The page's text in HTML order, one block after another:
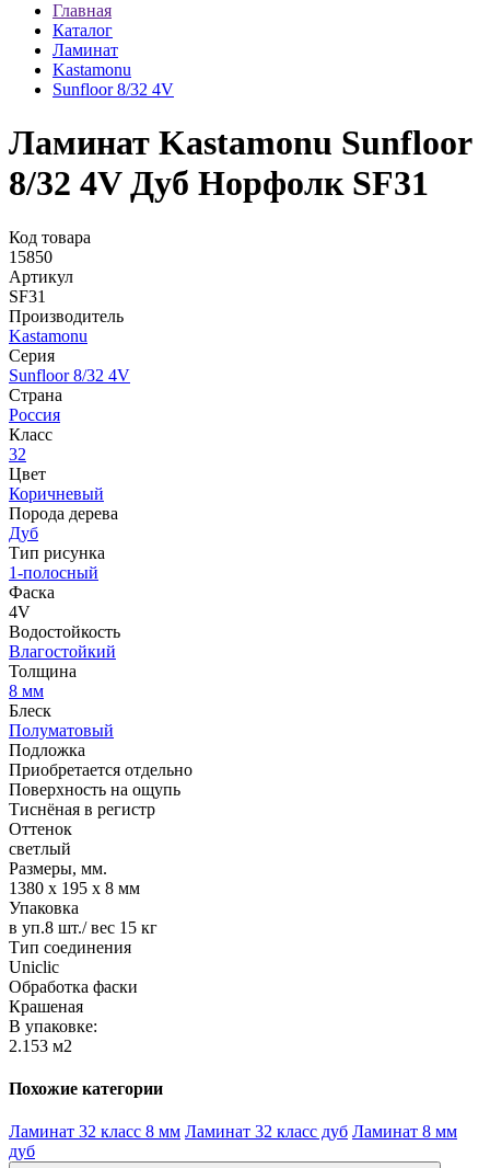
Главная
Каталог
Ламинат
Kastamonu
Sunfloor 8/32 4V
Ламинат Kastamonu Sunfloor
8/32 4V Дуб Норфолк SF31
Код товара
15850
Артикул
SF31
Производитель
Kastamonu
Серия
Sunfloor 8/32 4V
Страна
Россия
Класс
32
Цвет
Коричневый
Порода дерева
Дуб
Тип рисунка
1-полосный
Фаска
4V
Водостойкость
Влагостойкий
Толщина
8 мм
Блеск
Полуматовый
Подложка
Приобретается отдельно
Поверхность на ощупь
Тиснёная в регистр
Оттенок
светлый
Размеры, мм.
1380 х 195 х 8 мм
Упаковка
в уп.8 шт./ вес 15 кг
Тип соединения
Uniclic
Обработка фаски
Крашеная
В упаковке:
2.153 м2
Похожие категории
Ламинат 32 класс 8 мм Ламинат 32 класс дуб Ламинат 8 мм
дуб